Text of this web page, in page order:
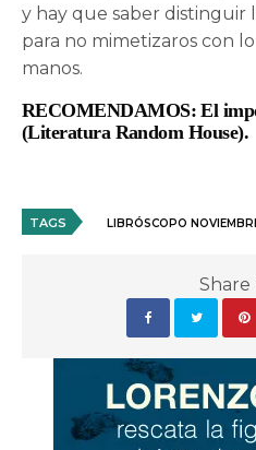
y hay que saber distinguir
para no mimetizaros con
manos.
RECOMENDAMOS: El
(Literatura Random House).
TAGS LIBRÓSCOPO
Share